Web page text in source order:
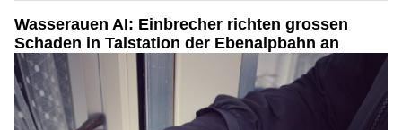
Wasserauen AI: Einbrecher richten grossen
Schaden in Talstation der Ebenalpbahn an